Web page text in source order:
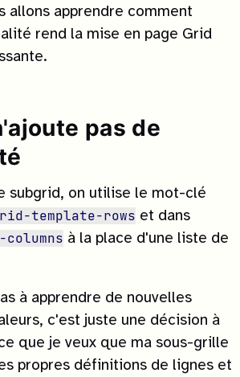
allons apprendre comment
rend la mise en page Grid
pas de
subgrid, on utilise le mot-clé
template-rows et dans
à la place d'une liste de
à apprendre de nouvelles
c'est juste une décision à
que je veux que ma sous-grille
propres définitions de lignes et